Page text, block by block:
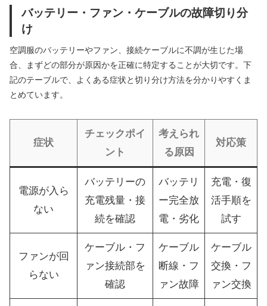
バッテリー・ファン・ケーブルの故障切り分
け
空調服のバッテリーやファン、接続ケーブルに不調が生じた場
合、まずどの部分が原因かを正確に特定することが大切です。下
記のテーブルで、よくある症状と切り分け方法を分かりやすくま
とめています。
症状
チェックポイ
ント
考えられ
る原因
対応策
電源が入ら
ない
バッテリーの
充電残量・接
続を確認
バッテリ
ー完全放
電・劣化
充電・復
活手順を
試す
ファンが回
らない
ケーブル・フ
ァン接続部を
確認
ケーブル
断線・フ
ァン故障
ケーブル
交換・フ
ァン交換